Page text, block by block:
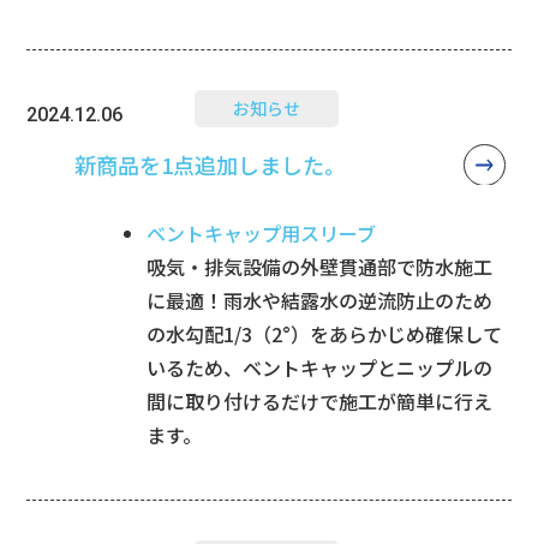
2024.12.06 お知らせ
新商品を1点追加しました。
ベントキャップ用スリーブ
吸気・排気設備の外壁貫通部で防水施工
に最適！雨水や結露水の逆流防止のため
の水勾配1/3（2°）をあらかじめ確保して
いるため、ベントキャップとニップルの
間に取り付けるだけで施工が簡単に行え
ます。